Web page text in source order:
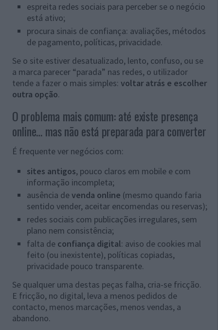
espreita redes sociais para perceber se o negócio
está ativo;
procura sinais de confiança: avaliações, métodos
de pagamento, políticas, privacidade.
Se o site estiver desatualizado, lento, confuso, ou se
a marca parecer “parada” nas redes, o utilizador
tende a fazer o mais simples: voltar atrás e escolher
outra opção.
O problema mais comum: até existe presença
online… mas não está preparada para converter
É frequente ver negócios com:
sites antigos, pouco claros em mobile e com
informação incompleta;
ausência devenda online (mesmo quando faria
sentido vender, aceitar encomendas ou reservas);
redes sociais com publicações irregulares, sem
plano nem consistência;
falta de confiança digital: aviso de cookies mal
feito (ou inexistente), políticas copiadas,
privacidade pouco transparente.
Se qualquer uma destas peças falha, cria-se fricção.
E fricção, no digital, leva a menos pedidos de
contacto, menos marcações, menos vendas, a
abandono.